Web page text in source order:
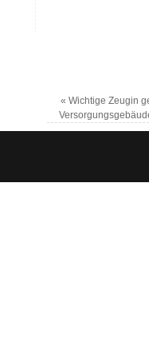
« Wichtige Zeugin